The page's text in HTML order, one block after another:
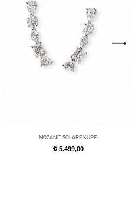
MOZANİT SOLARE KÜPE
t5.499,00